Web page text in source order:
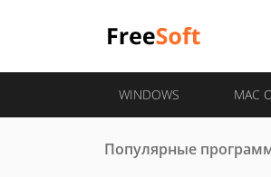
WINDOWS MAC
Популярные